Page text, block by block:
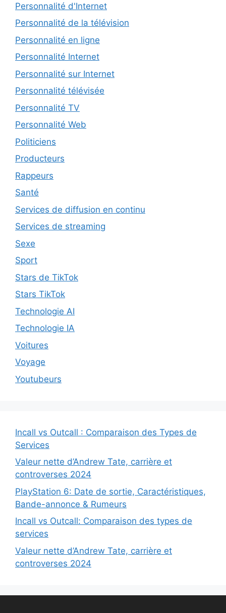
Personnalité d'Internet
Personnalité de la télévision
Personnalité en ligne
Personnalité Internet
Personnalité sur Internet
Personnalité télévisée
Personnalité TV
Personnalité Web
Politiciens
Producteurs
Rappeurs
Santé
Services de diffusion en continu
Services de streaming
Sexe
Sport
Stars de TikTok
Stars TikTok
Technologie AI
Technologie IA
Voitures
Voyage
Youtubeurs
Incall vs Outcall : Comparaison des Types de
Services
Valeur nette d’Andrew Tate, carrière et
controverses 2024
PlayStation 6: Date de sortie, Caractéristiques,
Bande-annonce & Rumeurs
Incall vs Outcall: Comparaison des types de
services
Valeur nette d’Andrew Tate, carrière et
controverses 2024